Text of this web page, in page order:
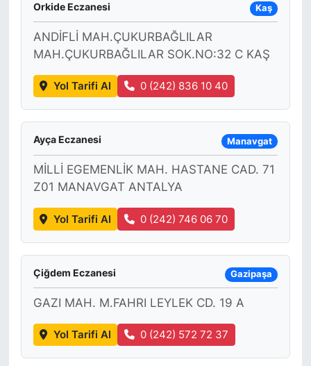
Orkide Eczanesi Kaş
ANDİFLİ MAH.ÇUKURBAĞLILAR
MAH.ÇUKURBAĞLILAR SOK.NO:32 C KAŞ
Yol Tarifi Al 0 (242) 836 10 40
Ayça Eczanesi Manavgat
MİLLİ EGEMENLİK MAH. HASTANE CAD. 71
Z01 MANAVGAT ANTALYA
Yol Tarifi Al 0 (242) 746 06 70
Çiğdem Eczanesi Gazipaşa
GAZI MAH. M.FAHRI LEYLEK CD. 19 A
Yol Tarifi Al 0 (242) 572 72 37